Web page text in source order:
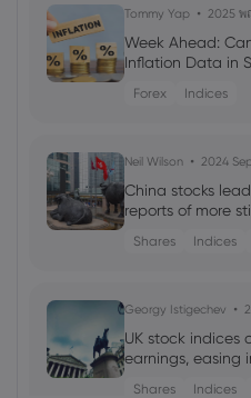
Tommy Yap 2025 พ
Week Ahead:
Inflation Data in
Forex Indices
Neil Wilson 2024
China stocks
reports of more
Shares Indices
Georgy Istigechev
UK stock indices
earnings, easing
Shares Indices